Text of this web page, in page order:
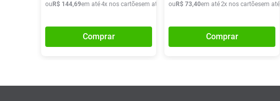
ou R$ 144,69em até4x nos cartõesem até x de R$ 36,17
Comprar
ou R$ 73,40em até2x nos cartõesem até
Comprar